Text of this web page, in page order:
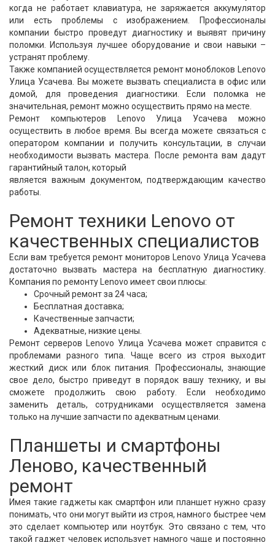
когда не работает клавиатура, не заряжается аккумулятор
или есть проблемы с изображением. Профессионалы
компании быстро проведут диагностику и выявят причину
поломки. Используя лучшее оборудование и свои навыки –
устранят проблему.
Также компанией осуществляется ремонт моноблоков Lenovo
Улица Усачева. Вы можете вызвать специалиста в офис или
домой, для проведения диагностики. Если поломка не
значительная, ремонт можно осуществить прямо на месте.
Ремонт компьютеров Lenovo Улица Усачева можно
осуществить в любое время. Вы всегда можете связаться с
оператором компании и получить консультации, в случаи
необходимости вызвать мастера. После ремонта вам дадут
гарантийный талон, который
является важным документом, подтверждающим качество
работы.
Ремонт техники Lenovo от
качественных специалистов
Если вам требуется ремонт мониторов Lenovo Улица Усачева
достаточно вызвать мастера на бесплатную диагностику.
Компания по ремонту Lenovo имеет свои плюсы:
Срочный ремонт за 24 часа;
Бесплатная доставка;
Качественные запчасти;
Адекватные, низкие цены.
Ремонт серверов Lenovo Улица Усачева может справится с
проблемами разного типа. Чаще всего из строя выходит
жесткий диск или блок питания. Профессионалы, знающие
свое дело, быстро приведут в порядок вашу технику, и вы
сможете продолжить свою работу. Если необходимо
заменить деталь, сотрудниками осуществляется замена
только на лучшие запчасти по адекватным ценами.
Планшеты и смартфоны
Леново, качественный
ремонт
Имея такие гаджеты как смартфон или планшет нужно сразу
понимать, что они могут выйти из строя, намного быстрее чем
это сделает компьютер или ноутбук. Это связано с тем, что
такой гаджет человек использует намного чаще и постоянно